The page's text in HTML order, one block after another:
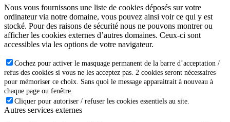
Nous vous fournissons une liste de cookies déposés sur votre
ordinateur via notre domaine, vous pouvez ainsi voir ce qui y est
stocké. Pour des raisons de sécurité nous ne pouvons montrer ou
afficher les cookies externes d’autres domaines. Ceux-ci sont
accessibles via les options de votre navigateur.
Cochez pour activer le masquage permanent de la barre d’acceptation /
refus des cookies si vous ne les acceptez pas. 2 cookies seront nécessaires
pour mémoriser ce choix. Sans quoi le message apparaitrait à nouveau à
chaque page ou fenêtre.
Cliquer pour autoriser / refuser les cookies essentiels au site.
Autres services externes